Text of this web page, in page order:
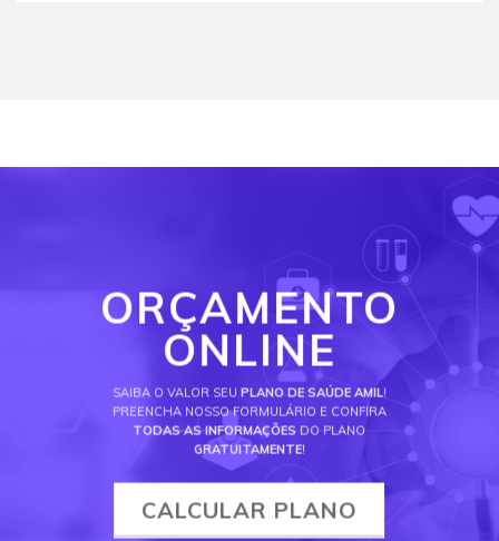
ORÇAMENTO
ONLINE
SAIBA O VALOR SEU PLANO DE SAÚDE AMIL!
PREENCHA NOSSO FORMULÁRIO E CONFIRA
TODAS AS INFORMAÇÕES DO PLANO
GRATUITAMENTE!
CALCULAR PLANO